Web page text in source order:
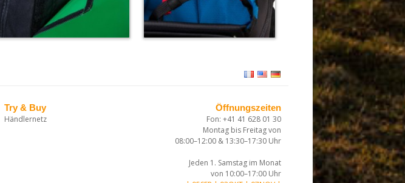
Try & Buy
Händlernetz
Öffnungszeiten
Fon: +41 41 628 01 30
Montag bis Freitag von
08:00–12:00 & 13:30–17:30 Uhr
Jeden 1. Samstag im Monat
von 10:00–17:00 Uhr